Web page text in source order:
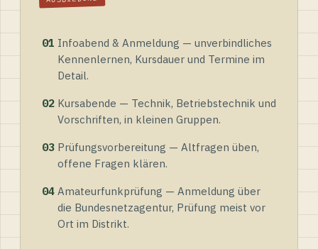
01 Infoabend & Anmeldung — unverbindliches
Kennenlernen, Kursdauer und Termine im
Detail.
02 Kursabende — Technik, Betriebstechnik und
Vorschriften, in kleinen Gruppen.
03 Prüfungsvorbereitung — Altfragen üben,
offene Fragen klären.
04 Amateurfunkprüfung — Anmeldung über
die Bundesnetzagentur, Prüfung meist vor
Ort im Distrikt.